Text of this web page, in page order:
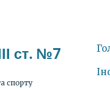
ст. №7
спорту